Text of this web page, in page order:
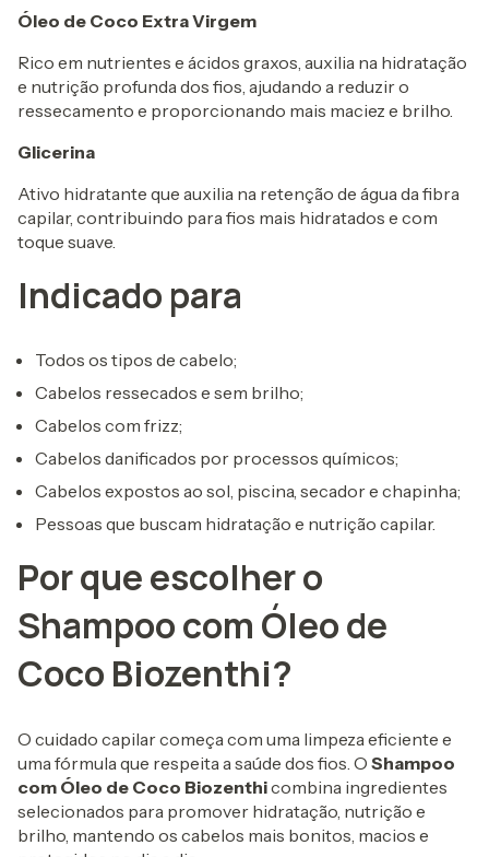
Óleo de Coco Extra Virgem
Rico em nutrientes e ácidos graxos, auxilia na hidratação
e nutrição profunda dos fios, ajudando a reduzir o
ressecamento e proporcionando mais maciez e brilho.
Glicerina
Ativo hidratante que auxilia na retenção de água da fibra
capilar, contribuindo para fios mais hidratados e com
toque suave.
Indicado para
Todos os tipos de cabelo;
Cabelos ressecados e sem brilho;
Cabelos com frizz;
Cabelos danificados por processos químicos;
Cabelos expostos ao sol, piscina, secador e chapinha;
Pessoas que buscam hidratação e nutrição capilar.
Por que escolher o
Shampoo com Óleo de
Coco Biozenthi?
O cuidado capilar começa com uma limpeza eficiente e
uma fórmula que respeita a saúde dos fios. O Shampoo
com Óleo de Coco Biozenthicombina ingredientes
selecionados para promover hidratação, nutrição e
brilho, mantendo os cabelos mais bonitos, macios e